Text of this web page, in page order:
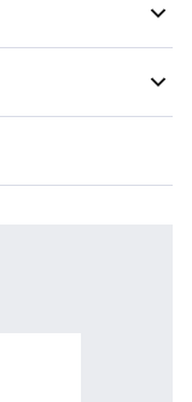
ovanpå make-up.